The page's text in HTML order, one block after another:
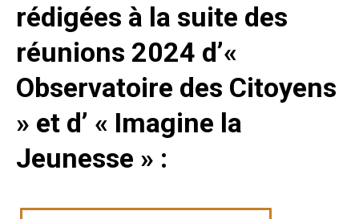
rédigées à la suite des
réunions 2024 d’«
Observatoire des Citoyens
» et d’ « Imagine la
Jeunesse » :